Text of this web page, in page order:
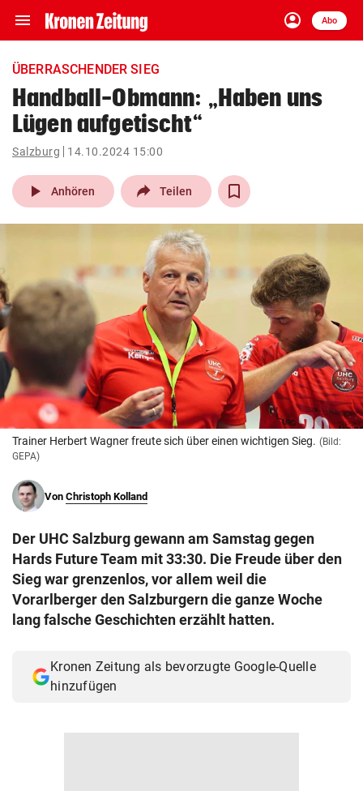
menu Navigation
ein-/ausklappen
account_circle
Anmelden
Abo
close Schließen
account_circle Anmelden
pin_drop
Wien arrow_right
bookmark
search
Suchbegriff
eingeben
© Krone Multimedia GmbH & Co KG 2026
Muthgasse 2, 1190 Wien
ÜBERRASCHENDER SIEG
Handball-Obmann: „Haben uns
Lügen aufgetischt“
Salzburg 14.10.2024 15:00
play_arrow Anhören Teilen
Trainer Herbert Wagner freute sich über einen wichtigen Sieg. (Bild:
GEPA)
Von Christoph Kolland
Der UHC Salzburg gewann am Samstag gegen
Hards Future Team mit 33:30. Die Freude über den
Sieg war grenzenlos, vor allem weil die
Vorarlberger den Salzburgern die ganze Woche
lang falsche Geschichten erzählt hatten.
Kronen Zeitung als bevorzugte Google-Quelle
hinzufügen